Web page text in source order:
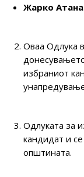
Жарко
Оваа Одлука
избраниот
Одлуката за
кандидат и
општината.